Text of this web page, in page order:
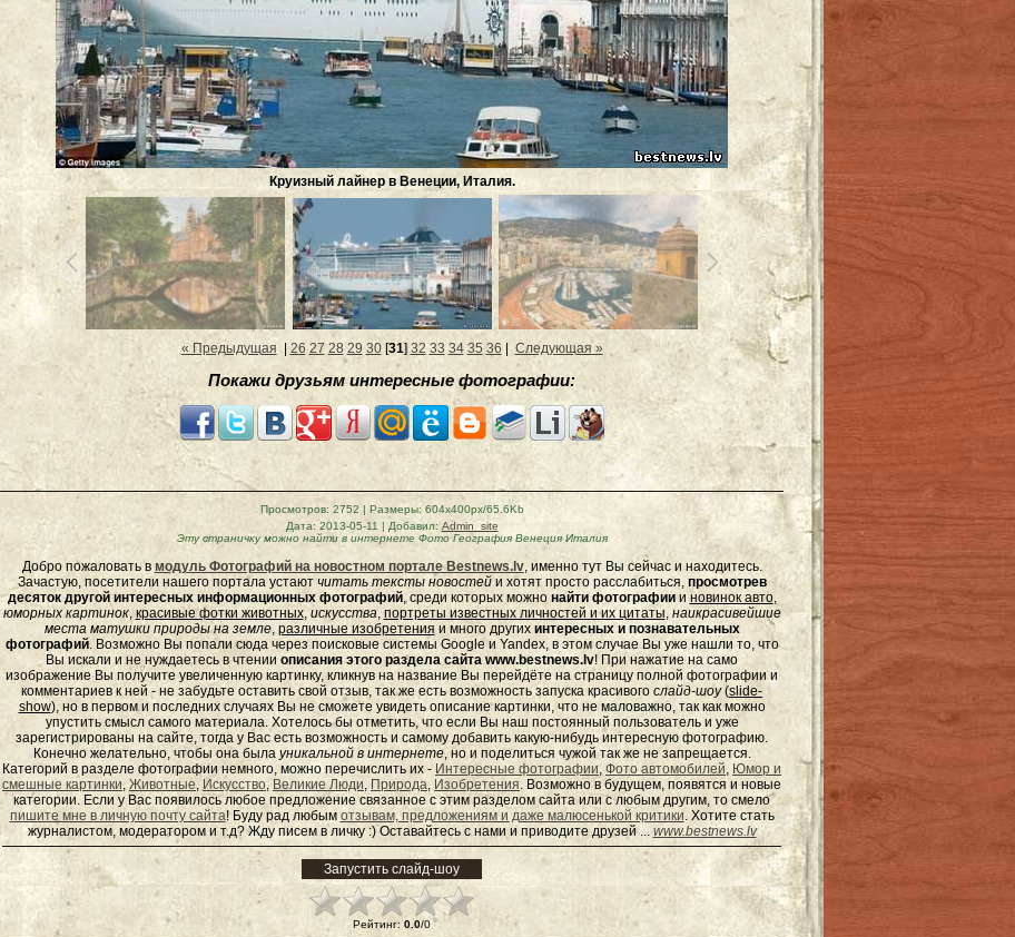
Круизный лайнер в Венеции, Италия.
« Предыдущая 26 27 28 29 30[31] 32 33 34 35 36 Следующая »
Покажи друзьям интересные фотографии:
Просмотров: 2752 | Размеры: 604x400px/65.6Kb
Дата: 2013-05-11 | Добавил: Admin_site
Эту страничку можно найти в интернете Фото География Венеция Италия
Добро пожаловать в модуль Фотографий на новостном портале Bestnews.lv, именно тут Вы сейчас и находитесь.
Зачастую, посетители нашего портала устаютчитать тексты новостейи хотят просто расслабиться, просмотрев
десяток другой интересных информационных фотографий, среди которых можно найти фотографиии новинок авто,
юморныхкартинок, красивые фотки животных, искусства, портреты известных личностей и их цитаты, наикрасивейшие
места матушки природы на земле, различные изобретения и много других интересных и познавательных
фотографий. Возможно Вы попали сюда через поисковые системы Google и Yandex, в этом случае Вы уже нашли то, что
Вы искали и не нуждаетесь в чтении описания этого раздела сайта www.bestnews.lv! При нажатие на само
изображение Вы получите увеличенную картинку, кликнув на название Вы перейдёте на страницу полной фотографии и
комментариев к ней - не забудьте оставить свой отзыв, так же есть возможность запуска красивого слайд-шоу(slide-
show), но в первом и последних случаях Вы не сможете увидеть описание картинки, что не маловажно, так как можно
упустить смысл самого материала. Хотелось бы отметить, что если Вы наш постоянный пользователь и уже
зарегистрированы на сайте, тогда у Вас есть возможность и самому добавить какую-нибудь интересную фотографию.
Конечно желательно, чтобы она была уникальной в интернете, но и поделиться чужой так же не запрещается.
Категорий в разделе фотографии немного, можно перечислить их - Интересные фотографии, Фото автомобилей, Юмор и
смешные картинки, Животные, Искусство, Великие Люди, Природа, Изобретения. Возможно в будущем, появятся и новые
категории. Если у Вас появилось любое предложение связанное с этим разделом сайта или с любым другим, то смело
пишите мне в личную почту сайта! Буду рад любым отзывам, предложениям и даже малюсенькой критики. Хотите стать
журналистом, модератором и т.д? Жду писем вличку:) Оставайтесь с нами и приводите друзей ... www.bestnews.lv
Рейтинг: 0.0/0